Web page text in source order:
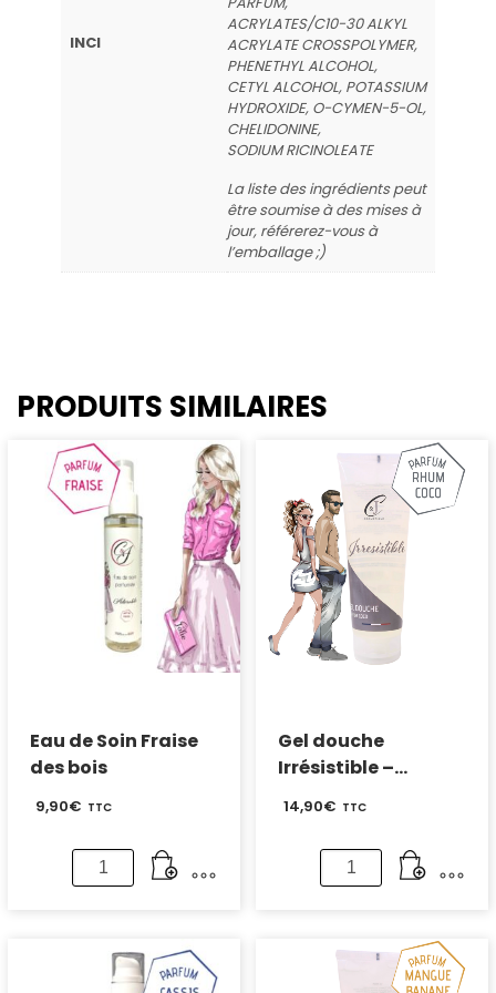
INCI
ACRYLATES/C10-30 ALKYL
ACRYLATE CROSSPOLYMER,
PHENETHYL ALCOHOL,
CETYL ALCOHOL, POTASSIUM
HYDROXIDE, O-CYMEN-5-OL,
CHELIDONINE,
SODIUM RICINOLEATE
La liste des ingrédients peut
être soumise à des mises à
jour, référerez-vous à
l’emballage ;)
PRODUITS SIMILAIRES
Eau de Soin Fraise
des bois
9,90€ TTC
quantité
de
Fraise
Gel douche
Irrésistible –
14,90€ TTC
quantité
de
Irrésistible